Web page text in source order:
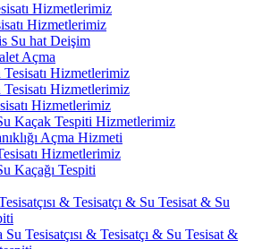
Hizmetlerimiz
Hizmetlerimiz
Su hat Deişim
Açma
Tesisatı Hizmetlerimiz
Hizmetlerimiz
Hizmetlerimiz
Kaçak Tespiti Hizmetlerimiz
Açma Hizmeti
Hizmetlerimiz
Kaçağı Tespiti
& Tesisatçı & Su Tesisat & Su
Su Tesisatçısı & Tesisatçı & Su Tesisat &